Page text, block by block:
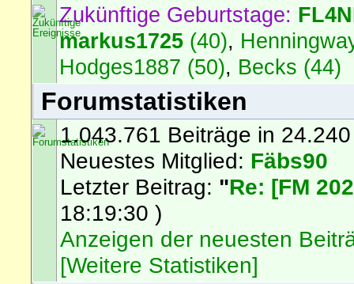
Zukünftige Geburtstage:
markus1725 (40),
Hodges1887 (50), Becks (44)
Forumstatistiken
1.043.761 Beiträge in
Neuestes Mitglied: Fäbs90
Letzter Beitrag: "Re: [FM
18:19:30 )
Anzeigen der neuesten
[Weitere Statistiken]